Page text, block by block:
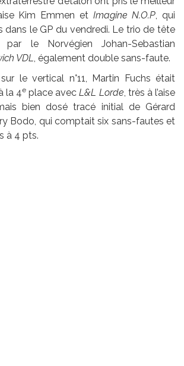
Kim Emmen et Imagine N.O.P, qui
dans le GP du vendredi. Le trio de tête
le Norvégien Johan-Sebastian
VDL, également double sans-faute.
le vertical n°11, Martin Fuchs était
la 4eplace avecL&L Lorde, très à l’aise
bien dosé tracé initial de Gérard
Bodo, qui comptait six sans-fautes et
à 4 pts.